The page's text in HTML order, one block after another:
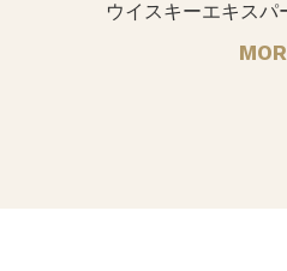
ウイスキーエキス